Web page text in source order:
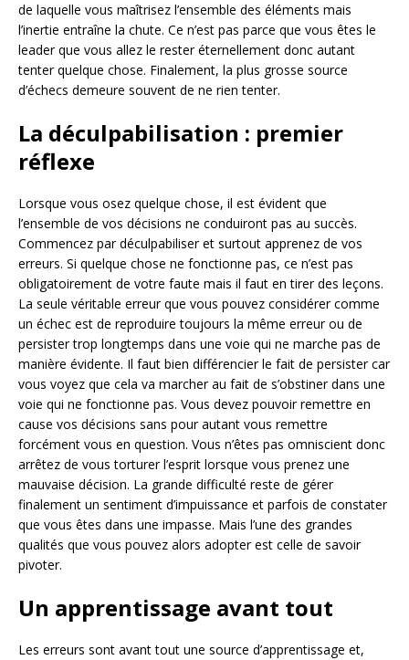
de laquelle vous maîtrisez l’ensemble des éléments mais
l’inertie entraîne la chute. Ce n’est pas parce que vous êtes le
leader que vous allez le rester éternellement donc autant
tenter quelque chose. Finalement, la plus grosse source
d’échecs demeure souvent de ne rien tenter.
La déculpabilisation : premier
réflexe
Lorsque vous osez quelque chose, il est évident que
l’ensemble de vos décisions ne conduiront pas au succès.
Commencez par déculpabiliser et surtout apprenez de vos
erreurs. Si quelque chose ne fonctionne pas, ce n’est pas
obligatoirement de votre faute mais il faut en tirer des leçons.
La seule véritable erreur que vous pouvez considérer comme
un échec est de reproduire toujours la même erreur ou de
persister trop longtemps dans une voie qui ne marche pas de
manière évidente. Il faut bien différencier le fait de persister car
vous voyez que cela va marcher au fait de s’obstiner dans une
voie qui ne fonctionne pas. Vous devez pouvoir remettre en
cause vos décisions sans pour autant vous remettre
forcément vous en question. Vous n’êtes pas omniscient donc
arrêtez de vous torturer l’esprit lorsque vous prenez une
mauvaise décision. La grande difficulté reste de gérer
finalement un sentiment d’impuissance et parfois de constater
que vous êtes dans une impasse. Mais l’une des grandes
qualités que vous pouvez alors adopter est celle de savoir
pivoter.
Un apprentissage avant tout
Les erreurs sont avant tout une source d’apprentissage et,